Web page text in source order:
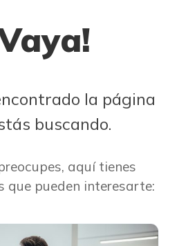
la página
buscando.
aquí tienes
que pueden interesarte: